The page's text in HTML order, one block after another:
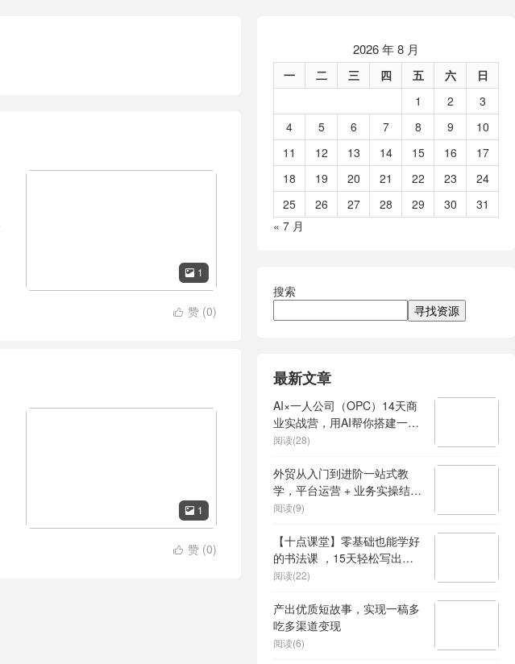
 1
 赞 (0)
 1
 赞 (0)
2026 年 8 月
一 二 三 四 五 六
日
1
2
3
4
5 6 7 8 9
10
11
12 13 14 15 16
17
18
19 20 21 22 23
24
25
26 27 28 29 30
31
« 7 月
搜索
寻找资源
最新文章
AI×一人公司（OPC）14天商
业实战营，用AI帮你搭建一个
属于你自己的、能独立賺钱的
阅读(28)
外贸从入门到进阶一站式教
学，平台运营 + 业务实操结
合，实现业绩稳步增长
阅读(9)
【十点课堂】零基础也能学好
的书法课 ，15天轻松写出漂
亮人生
阅读(22)
产出优质短故事，实现一稿多
吃多渠道变现
阅读(6)